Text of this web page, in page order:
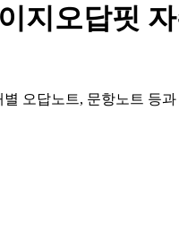
이지오답핏
오답노트, 문항노트 등